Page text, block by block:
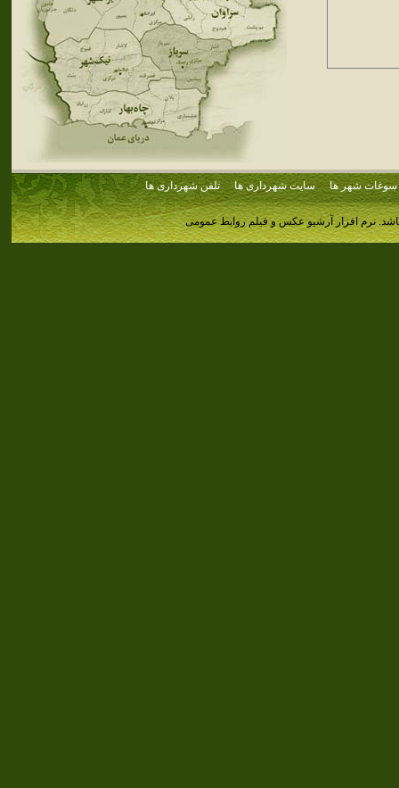
سوغات شهر ها سایت شهرداری ها تلفن شهرداری ها
نرم افزار آرشیو عکس و فیلم روابط عمومی